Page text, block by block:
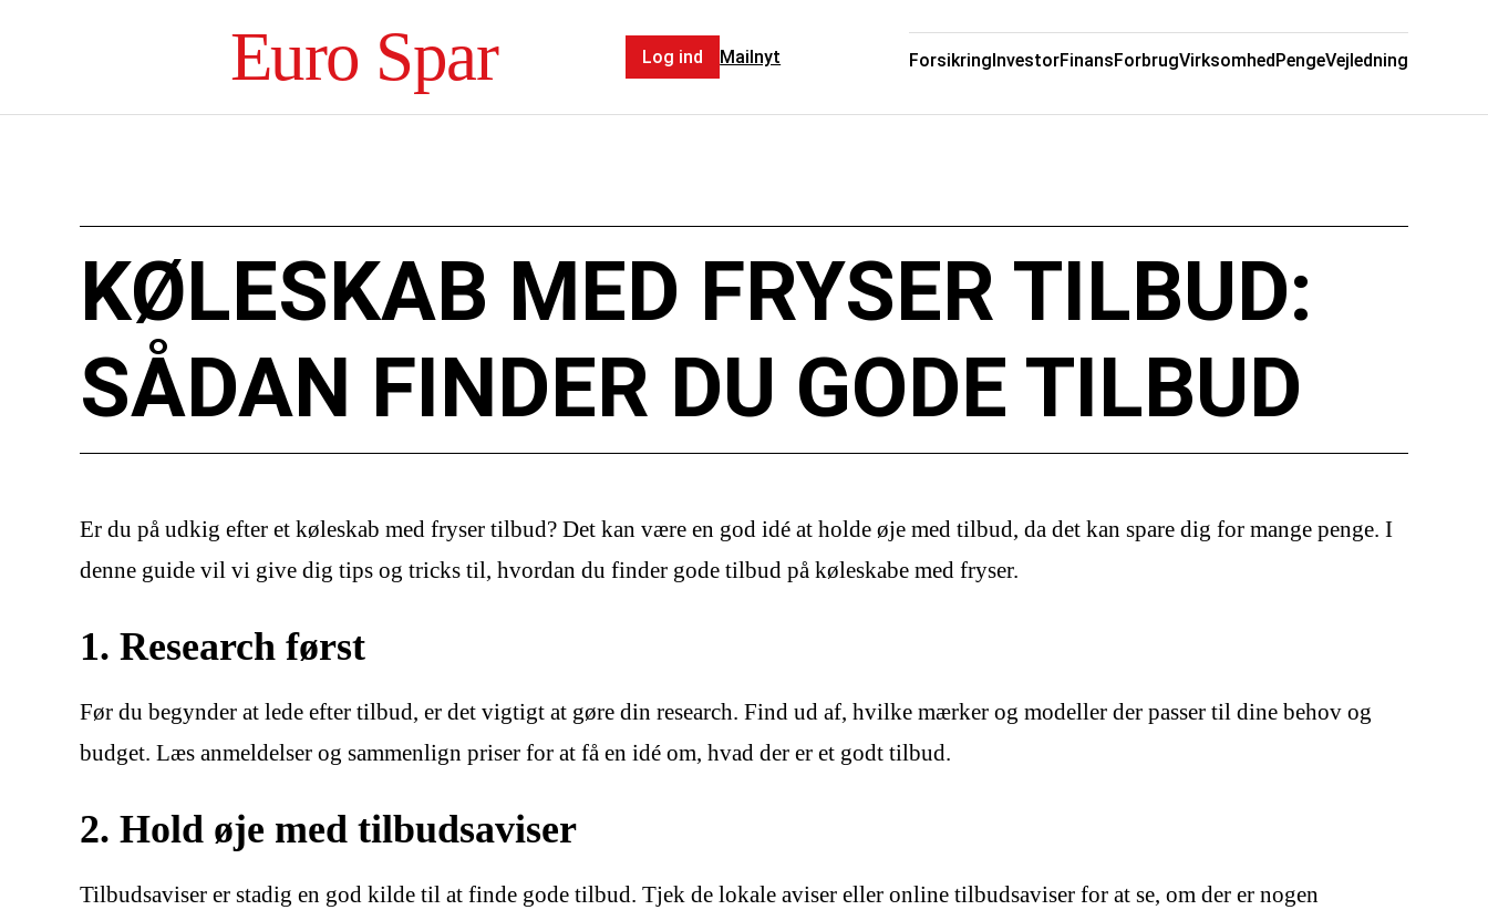
Euro Spar ForsikringInvestorFinansForbrugVirksomhedPengeVejledning
Log ind Mailnyt
KØLESKAB MED FRYSER TILBUD:
SÅDAN FINDER DU GODE TILBUD
Er du på udkig efter et køleskab med fryser tilbud? Det kan være en god idé at holde øje med tilbud, da det kan spare dig for mange penge. I
denne guide vil vi give dig tips og tricks til, hvordan du finder gode tilbud på køleskabe med fryser.
1. Research først
Før du begynder at lede efter tilbud, er det vigtigt at gøre din research. Find ud af, hvilke mærker og modeller der passer til dine behov og
budget. Læs anmeldelser og sammenlign priser for at få en idé om, hvad der er et godt tilbud.
2. Hold øje med tilbudsaviser
Tilbudsaviser er stadig en god kilde til at finde gode tilbud. Tjek de lokale aviser eller online tilbudsaviser for at se, om der er nogen